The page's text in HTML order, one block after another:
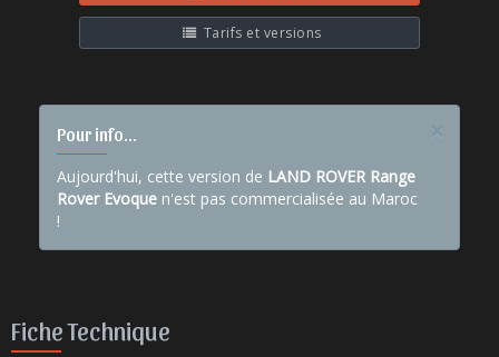
Tarifs et versions
×
Pour info...
Aujourd'hui, cette version de LAND ROVER Range
Rover Evoque n'est pas commercialisée au Maroc
!
Fiche Technique